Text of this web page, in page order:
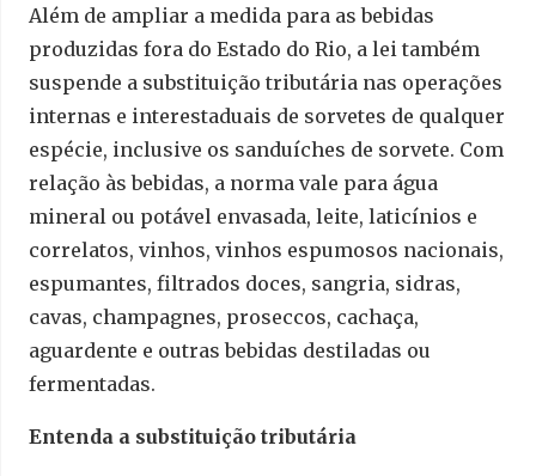
Além de ampliar a medida para as bebidas
produzidas fora do Estado do Rio, a lei também
suspende a substituição tributária nas operações
internas e interestaduais de sorvetes de qualquer
espécie, inclusive os sanduíches de sorvete. Com
relação às bebidas, a norma vale para água
mineral ou potável envasada, leite, laticínios e
correlatos, vinhos, vinhos espumosos nacionais,
espumantes, filtrados doces, sangria, sidras,
cavas, champagnes, proseccos, cachaça,
aguardente e outras bebidas destiladas ou
fermentadas.
Entenda a substituição tributária